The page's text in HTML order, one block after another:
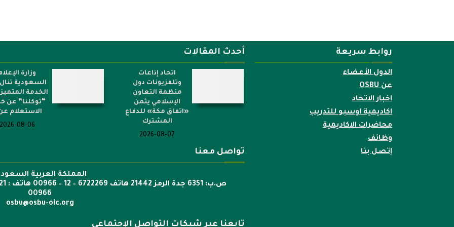
روابط سريعة
الدول الأعضاء
عن OSBU
اخبار الاتحاد
اكاديمية اوسبو للتدريب
محاضرات الاكاديمية
وظائف
إتصل بنا
أحدث المقالات
اتحاد إذاعات
وتلفزيونات دول
منظمة التعاون
الإسلامي يثمن
«اتفاق مكة» للدفاع
المشترك
2026-08-07
وزارة
السعودية
الخدمة
“توكلنا” عن
الاستعلام
08-06
تواصل معنا
المملكة العربية
00966
osbu@osbu-oic.org
تابعنا عبر شبكات التواصل الإجتماعي